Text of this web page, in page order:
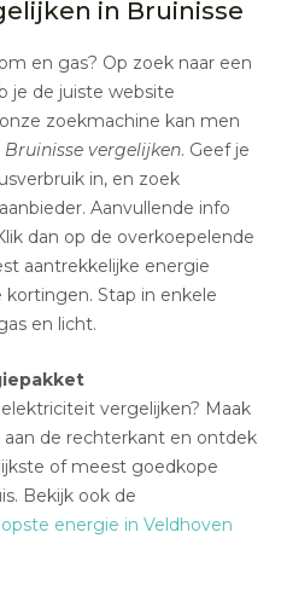
in Bruinisse
en gas? Op zoek naar een
je de juiste website
zoekmachine kan men
vergelijken. Geef je
in, en zoek
Aanvullende info
dan op de overkoepelende
aantrekkelijke energie
Stap in enkele
en licht.
vergelijken? Maak
de rechterkant en ontdek
of meest goedkope
Bekijk ook de
energie in Veldhoven